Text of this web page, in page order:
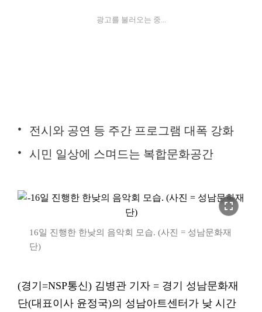
광고를 불러오는 중...
전시와 공연 등 주간 프로그램 대폭 강화
시민 일상에 스며드는 복합문화공간
fullscreen
16일 진행한 한낮의 음악회 모습. (사진 = 성남문화재
단)
(경기=NSP통신) 김병관 기자 = 경기 성남문화재
단(대표이사 윤정국)의 성남아트센터가 낮 시간